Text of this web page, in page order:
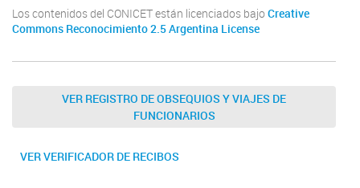
Los contenidos del CONICET están licenciados bajo Creative
Commons Reconocimiento 2.5 Argentina License
VER REGISTRO DE OBSEQUIOS Y VIAJES DE
FUNCIONARIOS
VER VERIFICADOR DE RECIBOS